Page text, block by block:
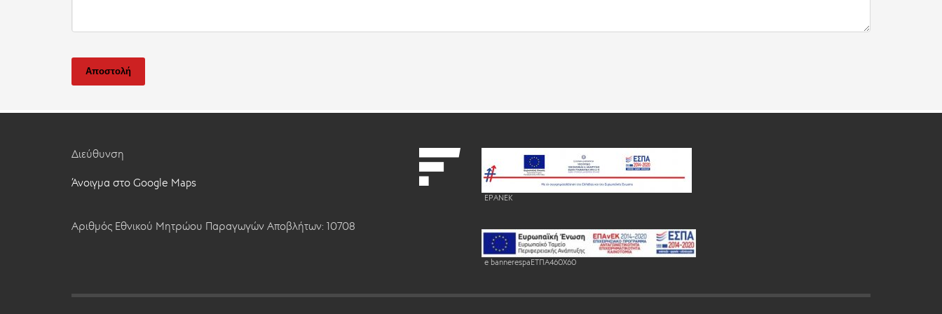
Αποστολή
Διεύθυνση
Άνοιγμα στο Google Maps
Αριθμός Εθνικού Μητρώου Παραγωγών Αποβλήτων: 10708
EPANEK
e bannerespaEΤΠΑ460X60